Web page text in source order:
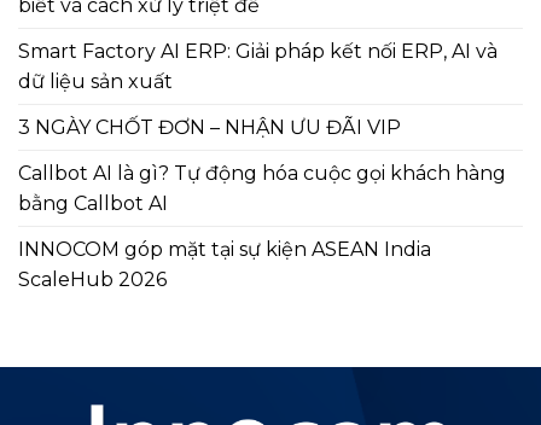
biết và cách xử lý triệt để
Smart Factory AI ERP: Giải pháp kết nối ERP, AI và
dữ liệu sản xuất
3 NGÀY CHỐT ĐƠN – NHẬN ƯU ĐÃI VIP
Callbot AI là gì? Tự động hóa cuộc gọi khách hàng
bằng Callbot AI
INNOCOM góp mặt tại sự kiện ASEAN India
ScaleHub 2026